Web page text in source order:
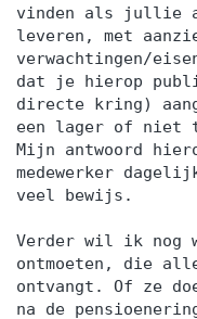
vinden als jullie
leveren, met
verwachtingen/
dat je hierop
directe kring)
een lager of niet
Mijn antwoord
medewerker
veel bewijs.
Verder wil ik nog
ontmoeten, die
ontvangt. Of ze
na de